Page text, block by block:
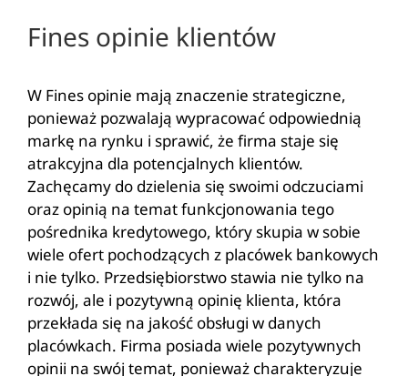
Fines opinie klientów
W Fines opinie mają znaczenie strategiczne,
ponieważ pozwalają wypracować odpowiednią
markę na rynku i sprawić, że firma staje się
atrakcyjna dla potencjalnych klientów.
Zachęcamy do dzielenia się swoimi odczuciami
oraz opinią na temat funkcjonowania tego
pośrednika kredytowego, który skupia w sobie
wiele ofert pochodzących z placówek bankowych
i nie tylko. Przedsiębiorstwo stawia nie tylko na
rozwój, ale i pozytywną opinię klienta, która
przekłada się na jakość obsługi w danych
placówkach. Firma posiada wiele pozytywnych
opinii na swój temat, ponieważ charakteryzuje